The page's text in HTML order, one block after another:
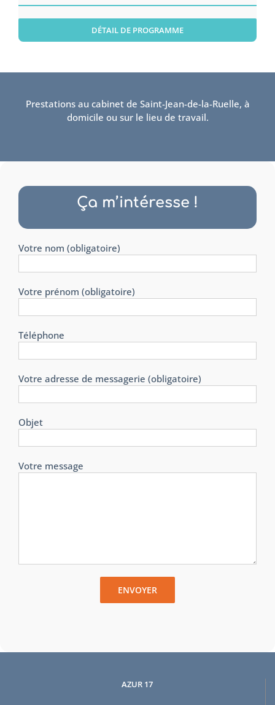
DÉTAIL DE PROGRAMME
Prestations au cabinet de Saint-Jean-de-la-Ruelle, à
domicile ou sur le lieu de travail.
Ça m’intéresse !
Votre nom (obligatoire)
Votre prénom (obligatoire)
Téléphone
Votre adresse de messagerie (obligatoire)
Objet
Votre message
AZUR 17